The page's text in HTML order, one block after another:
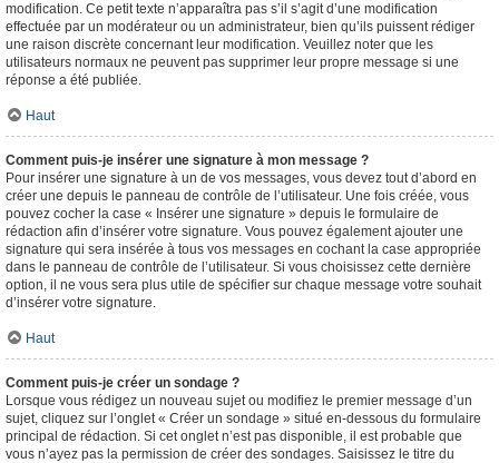
modification. Ce petit texte n’apparaîtra pas s’il s’agit d’une modification
effectuée par un modérateur ou un administrateur, bien qu’ils puissent rédiger
une raison discrète concernant leur modification. Veuillez noter que les
utilisateurs normaux ne peuvent pas supprimer leur propre message si une
réponse a été publiée.
Haut
Comment puis-je insérer une signature à mon message ?
Pour insérer une signature à un de vos messages, vous devez tout d’abord en
créer une depuis le panneau de contrôle de l’utilisateur. Une fois créée, vous
pouvez cocher la case « Insérer une signature » depuis le formulaire de
rédaction afin d’insérer votre signature. Vous pouvez également ajouter une
signature qui sera insérée à tous vos messages en cochant la case appropriée
dans le panneau de contrôle de l’utilisateur. Si vous choisissez cette dernière
option, il ne vous sera plus utile de spécifier sur chaque message votre souhait
d’insérer votre signature.
Haut
Comment puis-je créer un sondage ?
Lorsque vous rédigez un nouveau sujet ou modifiez le premier message d’un
sujet, cliquez sur l’onglet « Créer un sondage » situé en-dessous du formulaire
principal de rédaction. Si cet onglet n’est pas disponible, il est probable que
vous n’ayez pas la permission de créer des sondages. Saisissez le titre du